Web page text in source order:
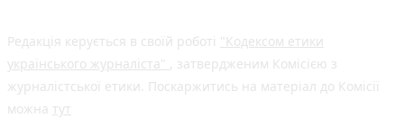
Редакція керується в своїй роботі "Кодексом етики
українського журналіста" , затвердженим Комісією з
журналістської етики. Поскаржитись на матеріал до Комісії
можна тут